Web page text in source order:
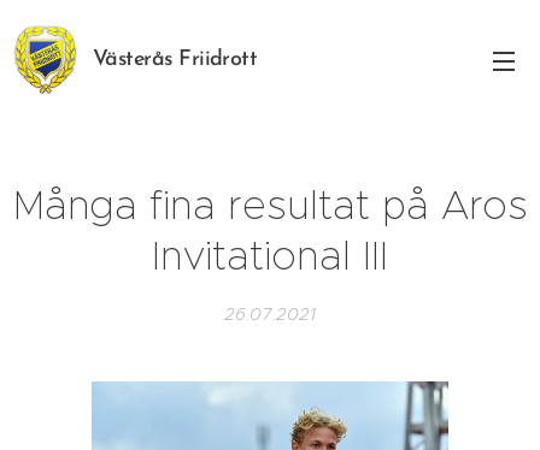
Västerås Friidrott
Många fina resultat på Aros
Invitational III
26.07.2021